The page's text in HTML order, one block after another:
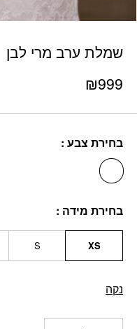
שמלת ערב מרי לבן
₪999
בחירת צבע
בחירת מידה
XS
S
נקה